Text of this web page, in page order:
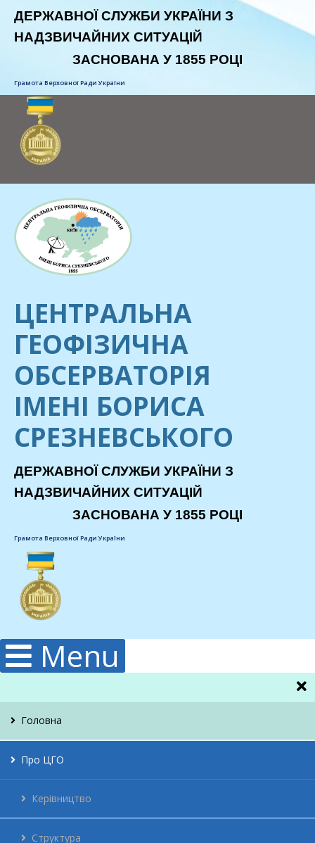
ДЕРЖАВНОЇ СЛУЖБИ УКРАЇНИ З
НАДЗВИЧАЙНИХ СИТУАЦІЙ
ЗАСНОВАНА У 1855 РОЦІ
Грамота Верховної Ради України
ЦЕНТРАЛЬНА
ГЕОФІЗИЧНА
ОБСЕРВАТОРІЯ
ІМЕНІ БОРИСА
СРЕЗНЕВСЬКОГО
ДЕРЖАВНОЇ СЛУЖБИ УКРАЇНИ З
НАДЗВИЧАЙНИХ СИТУАЦІЙ
ЗАСНОВАНА У 1855 РОЦІ
Грамота Верховної Ради України
Menu
Головна
Про ЦГО
Керівництво
Структура